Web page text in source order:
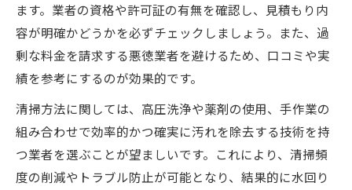
ます。業者の資格や許可証の有無を確認し、見積もり内
容が明確かどうかを必ずチェックしましょう。また、過
剰な料金を請求する悪徳業者を避けるため、口コミや実
績を参考にするのが効果的です。
清掃方法に関しては、高圧洗浄や薬剤の使用、手作業の
組み合わせで効率的かつ確実に汚れを除去する技術を持
つ業者を選ぶことが望ましいです。これにより、清掃頻
度の削減やトラブル防止が可能となり、結果的に水回り